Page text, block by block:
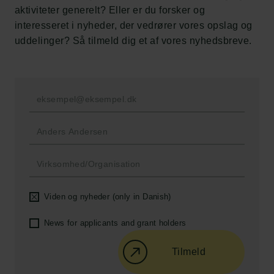
aktiviteter generelt? Eller er du forsker og
interesseret i nyheder, der vedrører vores opslag og
uddelinger? Så tilmeld dig et af vores nyhedsbreve.
Viden og nyheder (only in Danish)
News for applicants and grant holders
Tilmeld
Ny Carlsbergfondet
Ny Carlsberg Glyptotek
1553 København V
+45 33 43 53 63
Bevillingsadministrationen: